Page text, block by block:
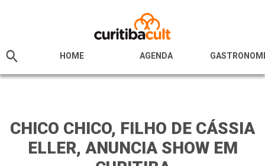
HOME AGENDA
CHICO CHICO, FILHO DE CÁSSIA
ELLER, ANUNCIA SHOW EM